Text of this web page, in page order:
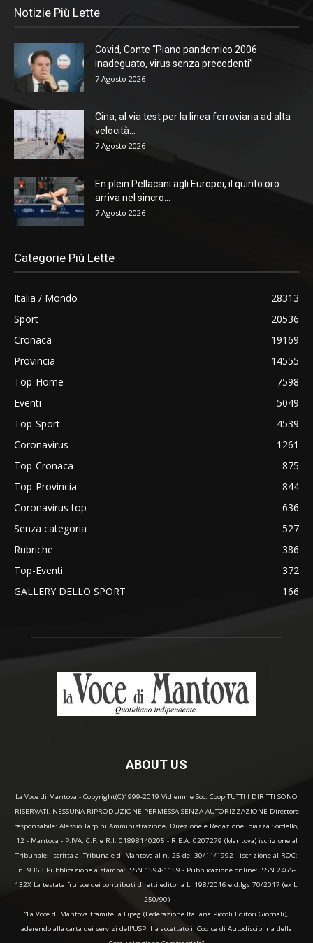
Notizie Più Lette
Covid, Conte “Piano pandemico 2006
inadeguato, virus senza precedenti”
7 Agosto 2026
Cina, al via test per la linea ferroviaria ad alta
velocità...
7 Agosto 2026
En plein Pellacani agli Europei, il quinto oro
arriva nel sincro...
7 Agosto 2026
Categorie Più Lette
Italia / Mondo
28313
Sport
20536
Cronaca
19169
Provincia
14555
Top-Home
7598
Eventi
5049
Top-Sport
4539
Coronavirus
1261
Top-Cronaca
875
Top-Provincia
844
Coronavirus top
636
Senza categoria
527
Rubriche
386
Top-Eventi
372
GALLERY DELLO SPORT
166
ABOUT US
La Voce di Mantova - Copyright(C)1999-2019 Vidiemme Soc. Coop TUTTI I DIRITTI SONO
RISERVATI. NESSUNA RIPRODUZIONE PERMESSA SENZA AUTORIZZAZIONE Direttore
responsabile: Alessio Tarpini Amministrazione, Direzione e Redazione: piazza Sordello,
12 - Mantova - P.IVA, C.F. e R.I. 01898140205 - R.E.A. 0207279 (Mantova) iscrizione al
Tribunale: iscritta al Tribunale di Mantova al n. 25 del 30/11/1992 - iscrizione al ROC:
n. 9363 Pubblicazione a stampa: ISSN 1594-1159 - Pubblicazione online: ISSN 2465-
132X La testata fruisce dei contributi diretti editoria L. 198/2016 e d.lgs 70/2017 (ex L.
250/90)
“La Voce di Mantova tramite la Fipeg (Federazione Italiana Piccoli Editori Giornali),
aderendo alla carta dei servizi dell'USPI ha accettato il Codice di Autodisciplina della